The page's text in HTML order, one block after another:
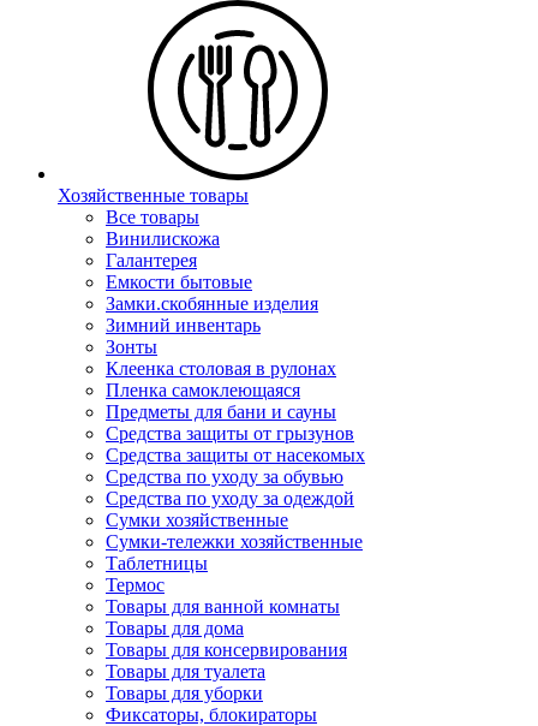
Хозяйственные товары
Все товары
Винилискожа
Галантерея
Емкости бытовые
Замки.скобянные изделия
Зимний инвентарь
Зонты
Клеенка столовая в рулонах
Пленка самоклеющаяся
Предметы для бани и сауны
Средства защиты от грызунов
Средства защиты от насекомых
Средства по уходу за обувью
Средства по уходу за одеждой
Сумки хозяйственные
Сумки-тележки хозяйственные
Таблетницы
Термос
Товары для ванной комнаты
Товары для дома
Товары для консервирования
Товары для туалета
Товары для уборки
Фиксаторы, блокираторы